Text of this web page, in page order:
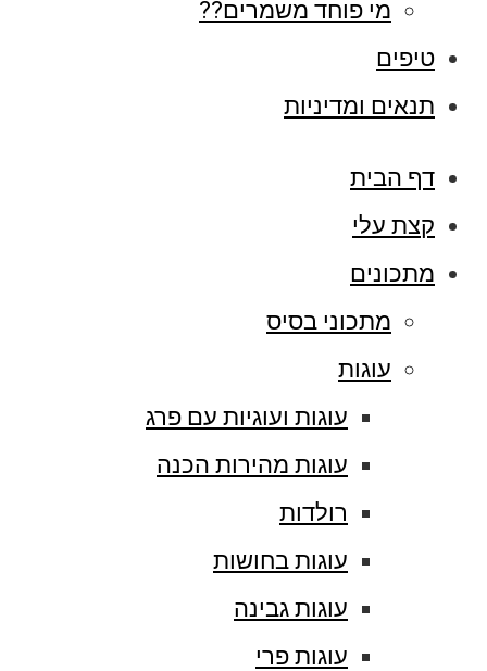
מי פוחד משמרים??
טיפים
תנאים ומדיניות
דף הבית
קצת עלי
מתכונים
מתכוני בסיס
עוגות
עוגות ועוגיות עם פרג
עוגות מהירות הכנה
רולדות
עוגות בחושות
עוגות גבינה
עוגות פרי